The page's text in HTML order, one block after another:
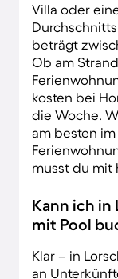
Villa oder
beträgt
Ob am
kosten bei
die Woche.
am besten
musst du mit
Kann ich in
mit Pool
Klar – in
an